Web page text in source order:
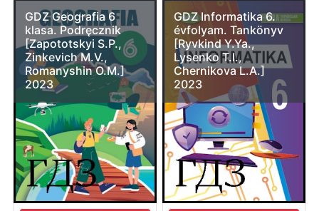
GDZ Geografia 6
klasa. Podręcznik
[Zapototskyi S.P.,
Zinkevich M.V.,
Romanyshin O.M.]
2023
GDZ Informatika 6.
évfolyam. Tankönyv
[Ryvkind Y.Ya.,
Lysenko T.I.,
Chernikova L.A.]
2023